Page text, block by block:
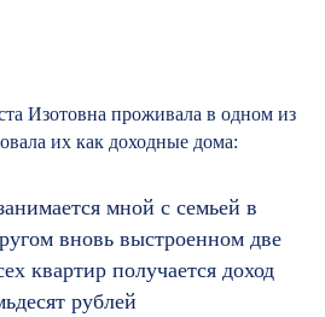
Изотовна проживала в одном из
их как доходные дома:
мной с семьей в
вновь выстроенном две
квартир получается доход
рублей